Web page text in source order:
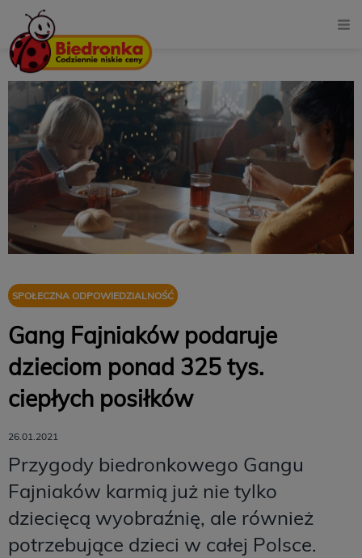
SPOŁECZNA ODPOWIEDZIALNOŚĆ
Gang Fajniaków podaruje
dzieciom ponad 325 tys.
ciepłych posiłków
26.01.2021
Przygody biedronkowego Gangu
Fajniaków karmią już nie tylko
dziecięcą wyobraźnię, ale również
potrzebujące dzieci w całej Polsce.